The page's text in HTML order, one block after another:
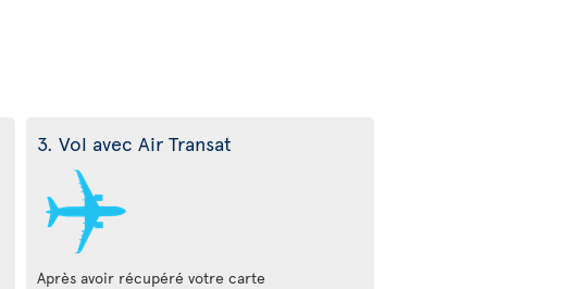
3. Vol avec Air Transat
Après avoir récupéré votre carte